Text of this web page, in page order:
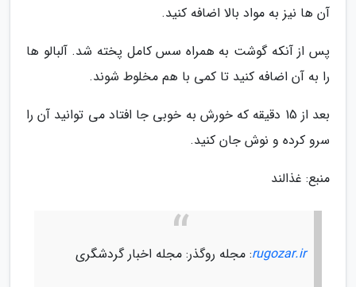
آن ها نیز به مواد بالا اضافه کنید.
پس از آنکه گوشت به همراه سس کامل پخته شد. آلبالو ها
را به آن اضافه کنید تا کمی با هم مخلوط شوند.
بعد از 15 دقیقه که خورش به خوبی جا افتاد می توانید آن را
سرو کرده و نوش جان کنید.
منبع: غذالند
rugozar.ir: مجله روگذر: مجله اخبار گردشگری